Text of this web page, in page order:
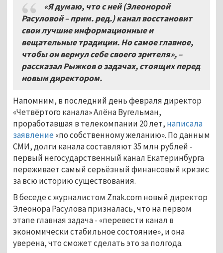
«Я думаю, что с ней (Элеонорой
Расуловой – прим. ред.) канал восстановит
свои лучшие информационные и
вещательные традиции. Но самое главное,
чтобы он вернул себе своего зрителя», –
рассказал Рыжков о задачах, стоящих перед
новым директором.
Напомним, в последний день февраля директор
«Четвёртого канала» Алёна Вугельман,
проработавшая в телекомпании 20 лет, написала
заявление «по собственному желанию». По данным
СМИ, долги канала составляют 35 млн рублей -
первый негосударственный канал Екатеринбурга
переживает самый серьёзный финансовый кризис
за всю историю существования.
В беседе с журналистом Znak.com новый директор
Элеонора Расулова призналась, что на первом
этапе главная задача - «перевести канал в
экономически стабильное состояние», и она
уверена, что сможет сделать это за полгода.